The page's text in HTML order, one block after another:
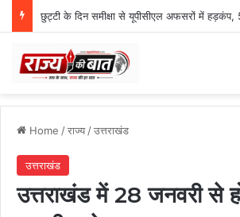
Home /राज्य/उत्तराखंड
उत्तराखंड
उत्तराखंड में 28 जनवरी से